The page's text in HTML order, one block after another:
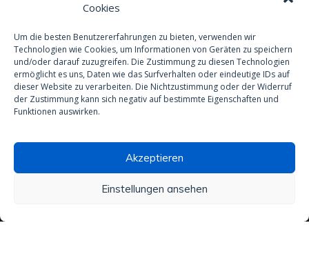
Cookies
Um die besten Benutzererfahrungen zu bieten, verwenden wir
Technologien wie Cookies, um Informationen von Geräten zu speichern
und/oder darauf zuzugreifen. Die Zustimmung zu diesen Technologien
ermöglicht es uns, Daten wie das Surfverhalten oder eindeutige IDs auf
dieser Website zu verarbeiten. Die Nichtzustimmung oder der Widerruf
der Zustimmung kann sich negativ auf bestimmte Eigenschaften und
Funktionen auswirken.
Akzeptieren
Einstellungen ansehen
Alle unsere Produkte
Material
Schutzausrüstung
Spas und Pools
Wasseraufbereitung